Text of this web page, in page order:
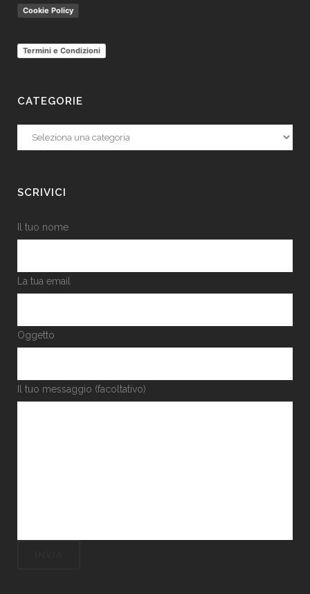
Cookie Policy
Termini e Condizioni
CATEGORIE
Categorie
SCRIVICI
Il tuo nome
La tua email
Oggetto
Il tuo messaggio (facoltativo)